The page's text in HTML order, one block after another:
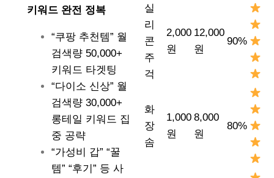
키워드 완전 정복
“쿠팡 추천템” 월
검색량 50,000+
키워드 타겟팅
“다이소 신상” 월
검색량 30,000+
롱테일 키워드 집
중 공략
“가성비 갑” “꿀
템” “후기” 등 사
실
리
콘
주
걱
2,000
원
12,000
원
90%
화
장
솜
1,000
원
8,000
원
80%